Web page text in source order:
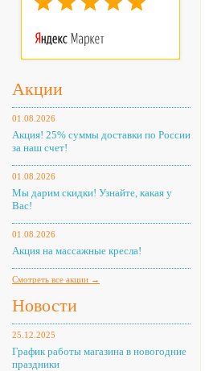
Акции
01.08.2026
Акция! 25% суммы доставки по России
за наш счет!
01.08.2026
Мы дарим скидки! Узнайте, какая у
Вас!
01.08.2026
Акция на массажные кресла!
Смотреть все акции →
Новости
25.12.2025
График работы магазина в новогодние
праздники